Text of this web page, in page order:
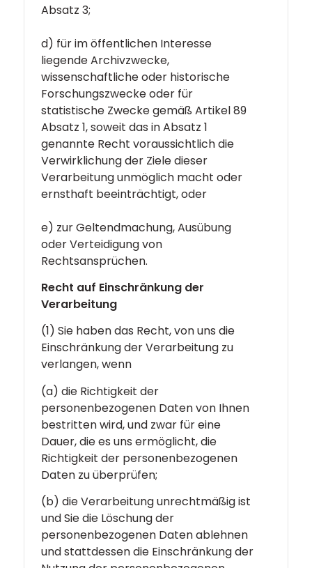
Absatz 3;
d) für im öffentlichen Interesse
liegende Archivzwecke,
wissenschaftliche oder historische
Forschungszwecke oder für
statistische Zwecke gemäß Artikel 89
Absatz 1, soweit das in Absatz 1
genannte Recht voraussichtlich die
Verwirklichung der Ziele dieser
Verarbeitung unmöglich macht oder
ernsthaft beeinträchtigt, oder
e) zur Geltendmachung, Ausübung
oder Verteidigung von
Rechtsansprüchen.
Recht auf Einschränkung der
Verarbeitung
(1) Sie haben das Recht, von uns die
Einschränkung der Verarbeitung zu
verlangen, wenn
(a) die Richtigkeit der
personenbezogenen Daten von Ihnen
bestritten wird, und zwar für eine
Dauer, die es uns ermöglicht, die
Richtigkeit der personenbezogenen
Daten zu überprüfen;
(b) die Verarbeitung unrechtmäßig ist
und Sie die Löschung der
personenbezogenen Daten ablehnen
und stattdessen die Einschränkung der